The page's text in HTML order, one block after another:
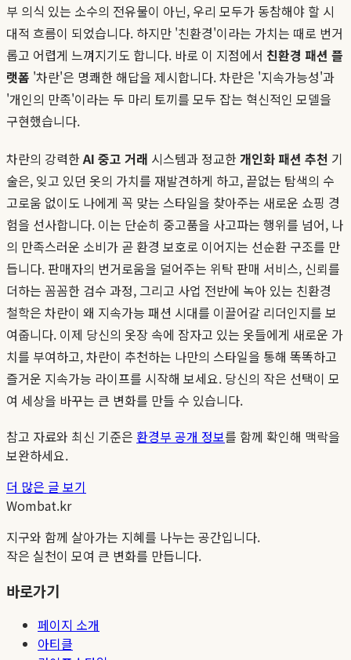
부 의식 있는 소수의 전유물이 아닌, 우리 모두가 동참해야 할 시
대적 흐름이 되었습니다. 하지만 '친환경'이라는 가치는 때로 번거
롭고 어렵게 느껴지기도 합니다. 바로 이 지점에서 친환경 패션 플
랫폼 '차란'은 명쾌한 해답을 제시합니다. 차란은 '지속가능성'과
'개인의 만족'이라는 두 마리 토끼를 모두 잡는 혁신적인 모델을
구현했습니다.
차란의 강력한AI 중고 거래 시스템과 정교한개인화 패션 추천 기
술은, 잊고 있던 옷의 가치를 재발견하게 하고, 끝없는 탐색의 수
고로움 없이도 나에게 꼭 맞는 스타일을 찾아주는 새로운 쇼핑 경
험을 선사합니다. 이는 단순히 중고품을 사고파는 행위를 넘어, 나
의 만족스러운 소비가 곧 환경 보호로 이어지는 선순환 구조를 만
듭니다. 판매자의 번거로움을 덜어주는 위탁 판매 서비스, 신뢰를
더하는 꼼꼼한 검수 과정, 그리고 사업 전반에 녹아 있는 친환경
철학은 차란이 왜 지속가능 패션 시대를 이끌어갈 리더인지를 보
여줍니다. 이제 당신의 옷장 속에 잠자고 있는 옷들에게 새로운 가
치를 부여하고, 차란이 추천하는 나만의 스타일을 통해 똑똑하고
즐거운 지속가능 라이프를 시작해 보세요. 당신의 작은 선택이 모
여 세상을 바꾸는 큰 변화를 만들 수 있습니다.
참고 자료와 최신 기준은 환경부 공개 정보를 함께 확인해 맥락을
보완하세요.
더 많은 글 보기
Wombat.kr
지구와 함께 살아가는 지혜를 나누는 공간입니다.
작은 실천이 모여 큰 변화를 만듭니다.
바로가기
페이지 소개
아티클